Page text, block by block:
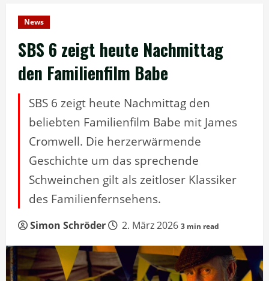
News
SBS 6 zeigt heute Nachmittag
den Familienfilm Babe
SBS 6 zeigt heute Nachmittag den
beliebten Familienfilm Babe mit James
Cromwell. Die herzerwärmende
Geschichte um das sprechende
Schweinchen gilt als zeitloser Klassiker
des Familienfernsehens.
Simon Schröder 2. März 2026 3 min read